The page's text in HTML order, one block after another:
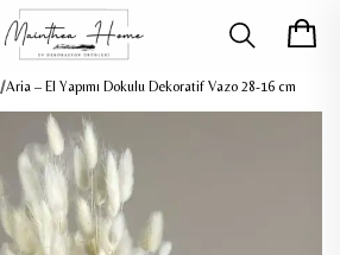
Aria – El Yapımı Dokulu Dekoratif Vazo 28-16 cm